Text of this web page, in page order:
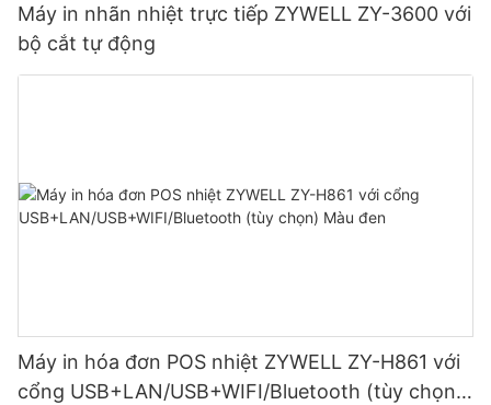
Máy in nhãn nhiệt trực tiếp ZYWELL ZY-3600 với
bộ cắt tự động
Máy in hóa đơn POS nhiệt ZYWELL ZY-H861 với
cổng USB+LAN/USB+WIFI/Bluetooth (tùy chọn)